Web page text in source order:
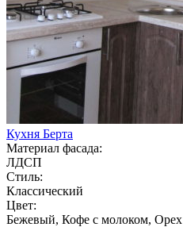
Кухня Берта
Материал фасада:
ЛДСП
Стиль:
Классический
Цвет:
Бежевый, Кофе с молоком, Орех